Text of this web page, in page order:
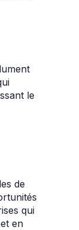
le
de
qui
en